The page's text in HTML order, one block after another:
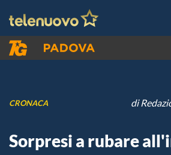
CRONACA di
Sorpresi a rubare